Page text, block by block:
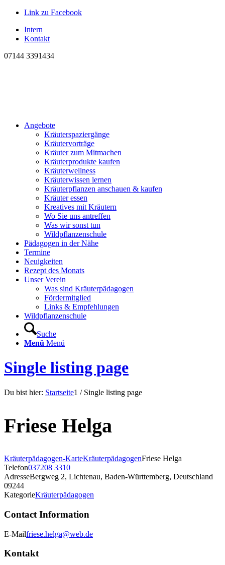
Link zu Facebook
Intern
Kontakt
07144 3391434
Angebote
Kräuterspaziergänge
Kräutervorträge
Kräuter zum Mitmachen
Kräuterprodukte kaufen
Kräuterwellness
Kräuterwissen lernen
Kräuterpflanzen anschauen & kaufen
Kräuter essen
Kreatives mit Kräutern
Wo Sie uns antreffen
Was wir sonst tun
Wildpflanzenschule
Pädagogen in der Nähe
Termine
Neuigkeiten
Rezept des Monats
Unser Verein
Was sind Kräuterpädagogen
Fördermitglied
Links & Empfehlungen
Wildpflanzenschule
Suche
Menü Menü
Single listing page
Du bist hier: Startseite1 / Single listing page
Friese Helga
Kräuterpädagogen-KarteKräuterpädagogenFriese Helga
Telefon037208 3310
AdresseBergweg 2, Lichtenau, Baden-Württemberg, Deutschland
09244
KategorieKräuterpädagogen
Contact Information
E-Mailfriese.helga@web.de
Kontakt